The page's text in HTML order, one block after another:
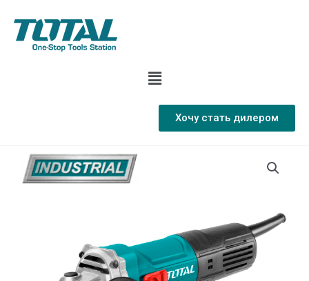
Хочу стать дилером